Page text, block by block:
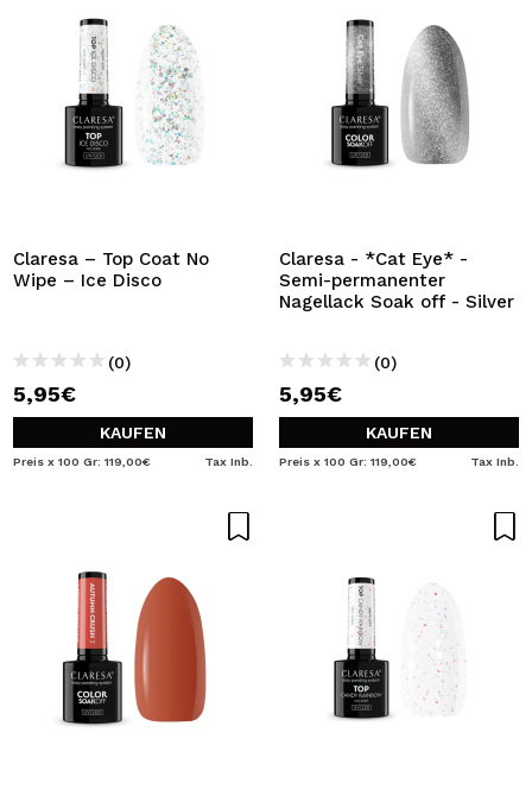
Claresa – Top Coat No
Wipe – Ice Disco
(0)
5,95€
KAUFEN
Preis x 100 Gr: 119,00€ Tax Inb.
Claresa - *Cat Eye* -
Semi-permanenter
Nagellack Soak off - Silver
(0)
5,95€
KAUFEN
Preis x 100 Gr: 119,00€ Tax Inb.